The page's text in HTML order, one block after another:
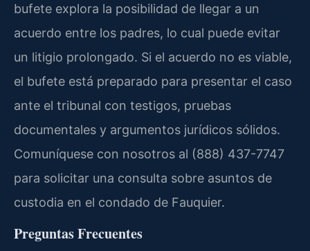
bufete explora la posibilidad de llegar a un
acuerdo entre los padres, lo cual puede evitar
un litigio prolongado. Si el acuerdo no es viable,
el bufete está preparado para presentar el caso
ante el tribunal con testigos, pruebas
documentales y argumentos jurídicos sólidos.
Comuníquese con nosotros al (888) 437-7747
para solicitar una consulta sobre asuntos de
custodia en el condado de Fauquier.
Preguntas Frecuentes